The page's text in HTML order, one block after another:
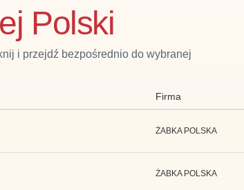
Polski
i przejdź bezpośrednio do wybranej
Firma
ŻABKA POLSKA
ŻABKA POLSKA